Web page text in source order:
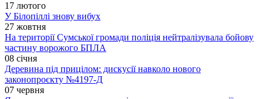
17 лютого
У Білопіллі знову вибух
27 жовтня
На території Сумської громади поліція нейтралізувала бойову
частину ворожого БПЛА
08 січня
Деревина під прицілом: дискусії навколо нового
законопроєкту №4197-Д
07 червня